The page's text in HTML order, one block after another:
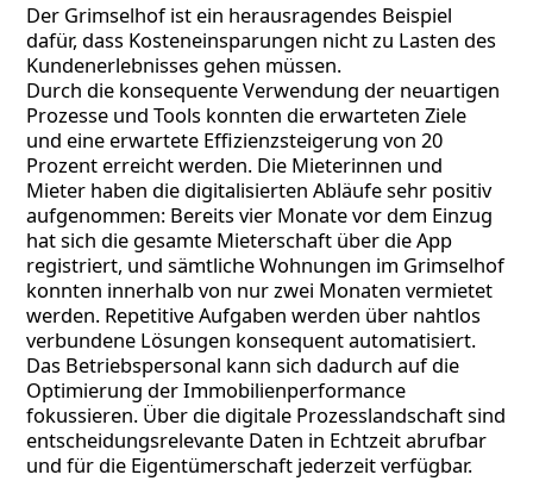
Der Grimselhof ist ein herausragendes Beispiel
dafür, dass Kosteneinsparungen nicht zu Lasten des
Kundenerlebnisses gehen müssen.
Durch die konsequente Verwendung der neuartigen
Prozesse und Tools konnten die erwarteten Ziele
und eine erwartete Effizienzsteigerung von 20
Prozent erreicht werden. Die Mieterinnen und
Mieter haben die digitalisierten Abläufe sehr positiv
aufgenommen: Bereits vier Monate vor dem Einzug
hat sich die gesamte Mieterschaft über die App
registriert, und sämtliche Wohnungen im Grimselhof
konnten innerhalb von nur zwei Monaten vermietet
werden. Repetitive Aufgaben werden über nahtlos
verbundene Lösungen konsequent automatisiert.
Das Betriebspersonal kann sich dadurch auf die
Optimierung der Immobilienperformance
fokussieren. Über die digitale Prozesslandschaft sind
entscheidungsrelevante Daten in Echtzeit abrufbar
und für die Eigentümerschaft jederzeit verfügbar.